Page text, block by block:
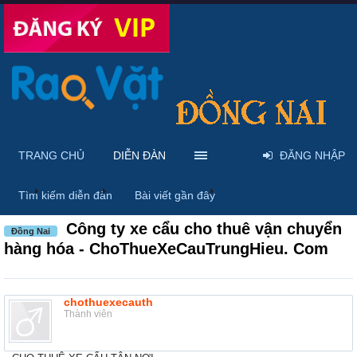
... Diễn đàn Thảo luận chung
Đồng Nai
Công ty xe cẩu cho thuê vận chuyển
hàng hóa - ChoThueXeCauTrungHieu. Com
chothuexecauth
Thành viên
TRANG CHỦ DIỄN ĐÀN
Tìm kiếm diễn đàn Bài viết gần đây
ĐĂNG NHẬP